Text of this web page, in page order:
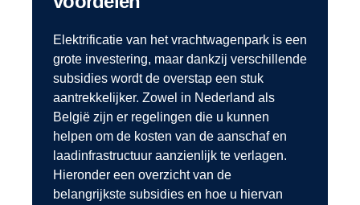
Elektrificatie van het vrachtwagenpark is een
grote investering, maar dankzij verschillende
subsidies wordt de overstap een stuk
aantrekkelijker. Zowel in Nederland als
België zijn er regelingen die u kunnen
helpen om de kosten van de aanschaf en
laadinfrastructuur aanzienlijk te verlagen.
Hieronder een overzicht van de
belangrijkste subsidies en hoe u hiervan